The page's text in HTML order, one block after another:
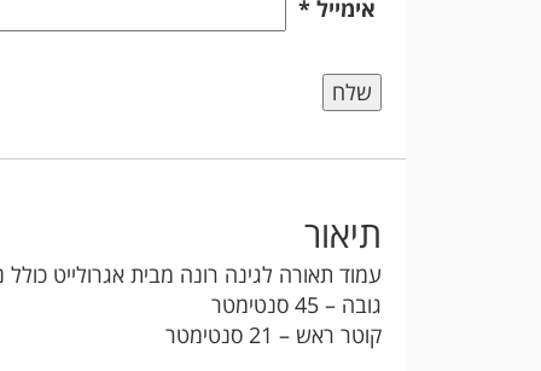
אימייל *
תיאור
עמוד תאורה לגינה רונה מבית אגרולייט כולל
גובה – 45 סנטימטר
קוטר ראש – 21 סנטימטר